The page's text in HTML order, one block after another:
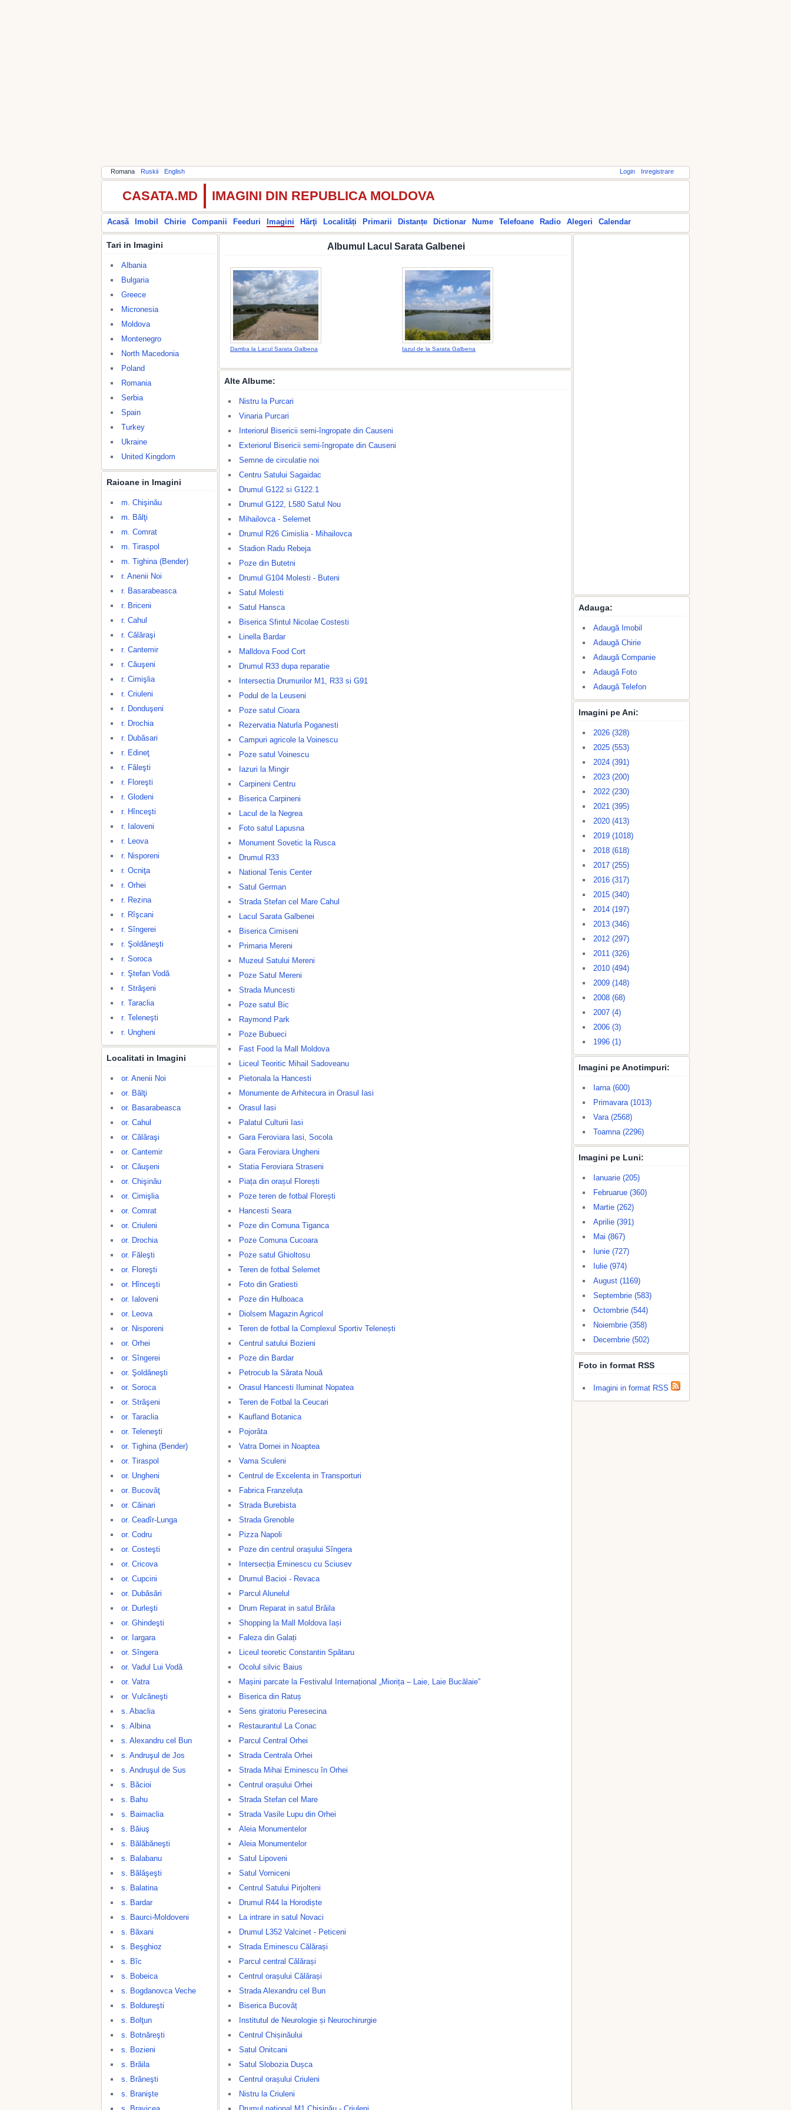
Romana Ruskii English Login Inregistrare
CASATA.MD IMAGINI DIN REPUBLICA MOLDOVA
Acasă Imobil Chirie Companii Feeduri Imagini Hărţi Localități Primarii Distanțe Dictionar Nume Telefoane Radio Alegeri Calendar
Tari in Imagini
Albania
Bulgaria
Greece
Micronesia
Moldova
Montenegro
North Macedonia
Poland
Romania
Serbia
Spain
Turkey
Ukraine
United Kingdom
Raioane in Imagini
m. Chişinău
m. Bălţi
m. Comrat
m. Tiraspol
m. Tighina (Bender)
r. Anenii Noi
r. Basarabeasca
r. Briceni
r. Cahul
r. Călăraşi
r. Cantemir
r. Căuşeni
r. Cimişlia
r. Criuleni
r. Donduşeni
r. Drochia
r. Dubăsari
r. Edineţ
r. Făleşti
r. Floreşti
r. Glodeni
r. Hînceşti
r. Ialoveni
r. Leova
r. Nisporeni
r. Ocniţa
r. Orhei
r. Rezina
r. Rîşcani
r. Sîngerei
r. Şoldăneşti
r. Soroca
r. Ştefan Vodă
r. Străşeni
r. Taraclia
r. Teleneşti
r. Ungheni
Localitati in Imagini
or. Anenii Noi
or. Bălţi
or. Basarabeasca
or. Cahul
or. Călăraşi
or. Cantemir
or. Căuşeni
or. Chişinău
or. Cimişlia
or. Comrat
or. Criuleni
or. Drochia
or. Făleşti
or. Floreşti
or. Hînceşti
or. Ialoveni
or. Leova
or. Nisporeni
or. Orhei
or. Sîngerei
or. Şoldăneşti
or. Soroca
or. Străşeni
or. Taraclia
or. Teleneşti
or. Tighina (Bender)
or. Tiraspol
or. Ungheni
or. Bucovăţ
or. Căinari
or. Ceadîr-Lunga
or. Codru
or. Costeşti
or. Cricova
or. Cupcini
or. Dubăsări
or. Durleşti
or. Ghindeşti
or. Iargara
or. Sîngera
or. Vadul Lui Vodă
or. Vatra
or. Vulcăneşti
s. Abaclia
s. Albina
s. Alexandru cel Bun
s. Andruşul de Jos
s. Andruşul de Sus
s. Băcioi
s. Bahu
s. Baimaclia
s. Băiuş
s. Bălăbăneşti
s. Balabanu
s. Bălăşeşti
s. Balatina
s. Bardar
s. Baurci-Moldoveni
s. Băxani
s. Beşghioz
s. Bîc
s. Bobeica
s. Bogdanovca Veche
s. Boldureşti
s. Bolţun
s. Botnăreşti
s. Bozieni
s. Brăila
s. Brăneşti
s. Branişte
Albumul Lacul Sarata Galbenei
Damba la Lacul Sarata Galbena Iazul de la Sarata Galbena
Alte Albume:
Nistru la Purcari
Vinaria Purcari
Interiorul Bisericii semi-îngropate din Causeni
Exteriorul Bisericii semi-îngropate din Causeni
Semne de circulatie noi
Centru Satului Sagaidac
Drumul G122 si G122.1
Drumul G122, L580 Satul Nou
Mihailovca - Selemet
Drumul R26 Cimislia - Mihailovca
Stadion Radu Rebeja
Poze din Butetni
Drumul G104 Molesti - Buteni
Satul Molesti
Satul Hansca
Biserica Sfintul Nicolae Costesti
Linella Bardar
Malldova Food Cort
Drumul R33 dupa reparatie
Intersectia Drumurilor M1, R33 si G91
Podul de la Leuseni
Poze satul Cioara
Rezervatia Naturla Poganesti
Campuri agricole la Voinescu
Poze satul Voinescu
Iazuri la Mingir
Carpineni Centru
Biserica Carpineni
Lacul de la Negrea
Foto satul Lapusna
Monument Sovetic la Rusca
Drumul R33
National Tenis Center
Satul German
Strada Stefan cel Mare Cahul
Lacul Sarata Galbenei
Biserica Cimiseni
Primaria Mereni
Muzeul Satului Mereni
Poze Satul Mereni
Strada Muncesti
Poze satul Bic
Raymond Park
Poze Bubueci
Fast Food la Mall Moldova
Liceul Teoritic Mihail Sadoveanu
Pietonala la Hancesti
Monumente de Arhitecura in Orasul Iasi
Orasul Iasi
Palatul Culturii Iasi
Gara Feroviara Iasi, Socola
Gara Feroviara Ungheni
Statia Feroviara Straseni
Piața din orașul Florești
Poze teren de fotbal Florești
Hancesti Seara
Poze din Comuna Tiganca
Poze Comuna Cucoara
Poze satul Ghioltosu
Teren de fotbal Selemet
Foto din Gratiesti
Poze din Hulboaca
Diolsem Magazin Agricol
Teren de fotbal la Complexul Sportiv Telenești
Centrul satului Bozieni
Poze din Bardar
Petrocub la Sărata Nouă
Orasul Hancesti Iluminat Nopatea
Teren de Fotbal la Ceucari
Kaufland Botanica
Pojorâta
Vatra Dornei in Noaptea
Vama Sculeni
Centrul de Excelenta in Transporturi
Fabrica Franzeluța
Strada Burebista
Strada Grenoble
Pizza Napoli
Poze din centrul orașului Sîngera
Intersecția Eminescu cu Sciusev
Drumul Bacioi - Revaca
Parcul Alunelul
Drum Reparat in satul Brăila
Shopping la Mall Moldova Iași
Faleza din Galați
Liceul teoretic Constantin Spătaru
Ocolul silvic Baius
Mașini parcate la Festivalul Internațional „Miorița – Laie, Laie Bucălaie”
Biserica din Ratuș
Sens giratoriu Peresecina
Restaurantul La Conac
Parcul Central Orhei
Strada Centrala Orhei
Strada Mihai Eminescu în Orhei
Centrul orașului Orhei
Strada Stefan cel Mare
Strada Vasile Lupu din Orhei
Aleia Monumentelor
Aleia Monumentelor
Satul Lipoveni
Satul Vorniceni
Centrul Satului Pirjolteni
Drumul R44 la Horodiște
La intrare in satul Novaci
Drumul L352 Valcinet - Peticeni
Strada Eminescu Călărași
Parcul central Călărași
Centrul orașului Călărași
Strada Alexandru cel Bun
Biserica Bucovăț
Institutul de Neurologie și Neurochirurgie
Centrul Chișinăului
Satul Onitcani
Satul Slobozia Dușca
Centrul orașului Criuleni
Nistru la Criuleni
Adauga:
Adaugă Imobil
Adaugă Chirie
Adaugă Companie
Adaugă Foto
Adaugă Telefon
Imagini pe Ani:
2026 (328)
2025 (553)
2024 (391)
2023 (200)
2022 (230)
2021 (395)
2020 (413)
2019 (1018)
2018 (618)
2017 (255)
2016 (317)
2015 (340)
2014 (197)
2013 (346)
2012 (297)
2011 (326)
2010 (494)
2009 (148)
2008 (68)
2007 (4)
2006 (3)
1996 (1)
Imagini pe Anotimpuri:
Iarna (600)
Primavara (1013)
Vara (2568)
Toamna (2296)
Imagini pe Luni:
Ianuarie (205)
Februarue (360)
Martie (262)
Aprilie (391)
Mai (867)
Iunie (727)
Iulie (974)
August (1169)
Septembrie (583)
Octombrie (544)
Noiembrie (358)
Decembrie (502)
Foto in format RSS
Imagini in format RSS